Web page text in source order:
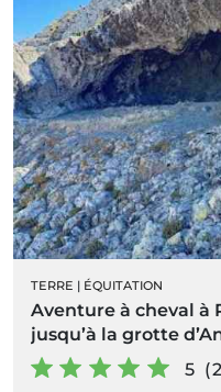
TERRE | ÉQUITATION
Aventure à cheval à
jusqu’à la grotte
volcaniques
5